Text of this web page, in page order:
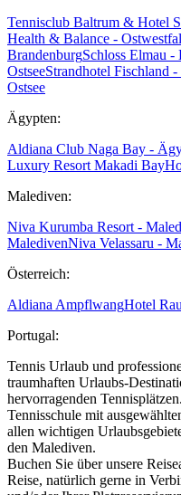
Tennisclub Baltrum & Hotel
Health & Balance -
BrandenburgSchloss Elmau -
OstseeStrandhotel Fischland -
Ostsee
Ägypten:
Aldiana Club Naga Bay -
Luxury Resort Makadi Bay
Malediven:
Niva Kurumba Resort -
MaledivenNiva Velassaru -
Österreich:
Aldiana AmpflwangHotel
Portugal:
Tennis Urlaub und
traumhaften Urlaubs-
hervorragenden
Tennisschule mit
allen wichtigen
den Malediven.
Buchen Sie über unsere
Reise, natürlich gerne in